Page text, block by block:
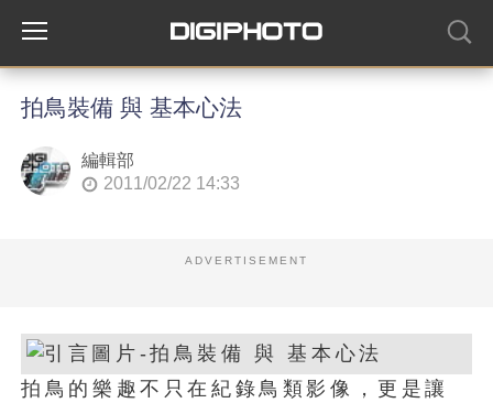
拍鳥裝備 與 基本心法
編輯部
2011/02/22 14:33
ADVERTISEMENT
拍鳥的樂趣不只在紀錄鳥類影像，更是讓